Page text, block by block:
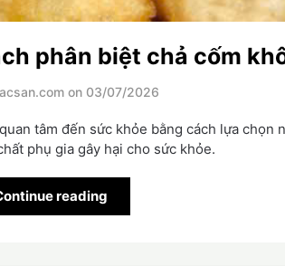
phân biệt chả cốm
on 03/07/2026
tâm đến sức khỏe bằng cách lựa
phụ gia gây hại cho sức khỏe.
reading